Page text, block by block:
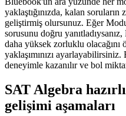
yaklaştığınızda, kalan
geliştirmiş olursunuz. Eğer
sorusunu doğru
daha yüksek zorluklu
yaklaşımınızı
deneyimle kazanılır ve bol
SAT Algebra
gelişimi aşamaları